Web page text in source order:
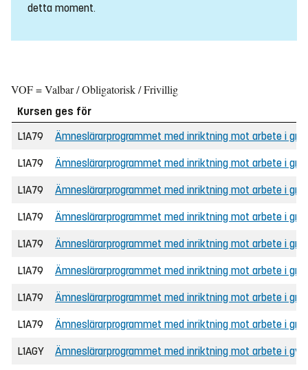
detta moment.
VOF = Valbar / Obligatorisk / Frivillig
Kursen ges för
L1A79
Ämneslärarprogrammet med inriktning mot arbete i
L1A79 Ämneslärarprogrammet med inriktning mot arbete i
L1A79 Ämneslärarprogrammet med inriktning mot arbete i
L1A79 Ämneslärarprogrammet med inriktning mot arbete i
L1A79 Ämneslärarprogrammet med inriktning mot arbete i
L1A79 Ämneslärarprogrammet med inriktning mot arbete i
L1A79 Ämneslärarprogrammet med inriktning mot arbete i
L1A79 Ämneslärarprogrammet med inriktning mot arbete i
L1AGY Ämneslärarprogrammet med inriktning mot arbete i